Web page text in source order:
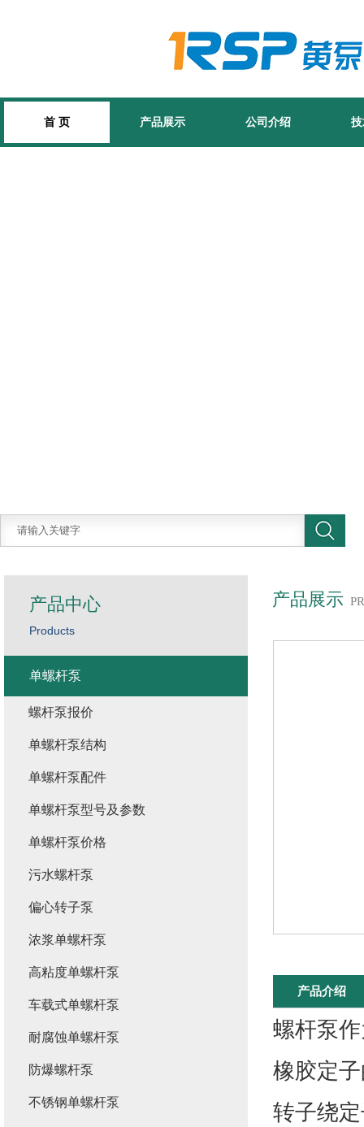
首 页 产品展示 公司介绍
产品展示
产品介绍
螺杆泵
橡胶定
转子绕
产品中心
Products
单螺杆泵
螺杆泵报价
单螺杆泵结构
单螺杆泵配件
单螺杆泵型号及参数
单螺杆泵价格
污水螺杆泵
偏心转子泵
浓浆单螺杆泵
高粘度单螺杆泵
车载式单螺杆泵
耐腐蚀单螺杆泵
防爆螺杆泵
不锈钢单螺杆泵